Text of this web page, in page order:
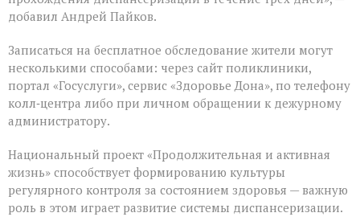
добавил Андрей Пайков.
Записаться на бесплатное обследование жители могут
несколькими способами: через сайт поликлиники,
портал «Госуслуги», сервис «Здоровье Дона», по телефону
колл‑центра либо при личном обращении к дежурному
администратору.
Национальный проект «Продолжительная и активная
жизнь» способствует формированию культуры
регулярного контроля за состоянием здоровья — важную
роль в этом играет развитие системы диспансеризации.